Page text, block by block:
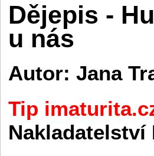
Dějepis -
u nás
Autor: Jana
Tip
Nakladatelství